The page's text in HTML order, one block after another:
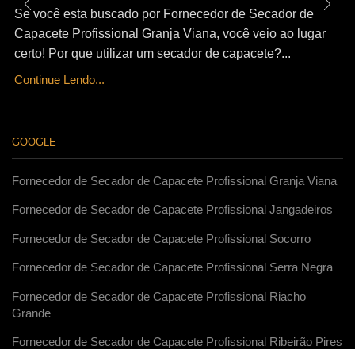
Se você esta buscado por Fornecedor de Secador de
Capacete Profissional Granja Viana, você veio ao lugar
certo! Por que utilizar um secador de capacete?...
Continue Lendo...
GOOGLE
Fornecedor de Secador de Capacete Profissional Granja Viana
Fornecedor de Secador de Capacete Profissional Jangadeiros
Fornecedor de Secador de Capacete Profissional Socorro
Fornecedor de Secador de Capacete Profissional Serra Negra
Fornecedor de Secador de Capacete Profissional Riacho
Grande
Fornecedor de Secador de Capacete Profissional Ribeirão Pires